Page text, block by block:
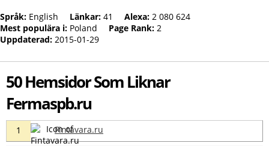
Språk: English Länkar: 41 Alexa: 2 080 624
Mest populära i: Poland Page Rank: 2
Uppdaterad: 2015-01-29
50 Hemsidor Som Liknar
Fermaspb.ru
1 Fintavara.ru